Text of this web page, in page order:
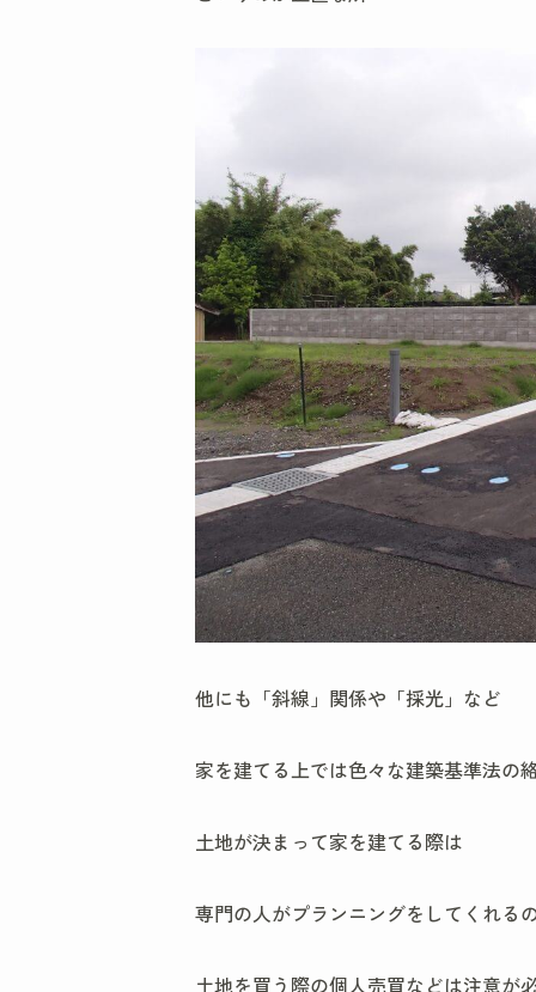
他にも「斜線」関係や「採光」など
家を建てる上では色々な建築基準法の
土地が決まって家を建てる際は
専門の人がプランニングをしてくれる
土地を買う際の個人売買などは注意が